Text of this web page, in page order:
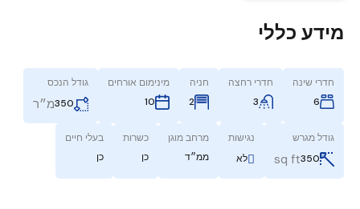
מידע כללי
חדרי שינה
6
חדרי רחצה
3
חניה
2
מינימום אורחים
10
גודל הנכס
350מ״ר
גודל מגרש
350
sq ft
נגישות
לא
מרחב מוגן
ממ״ד
כשרות
כן
בעלי חיים
כן